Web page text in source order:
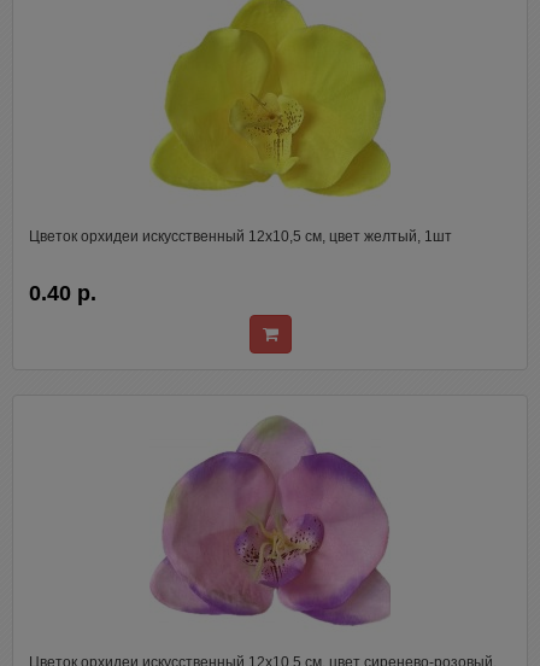
Цветок орхидеи искусственный 12х10,5 см, цвет желтый, 1шт
0.40 р.
Цветок орхидеи искусственный 12х10,5 см, цвет сиренево-розовый,